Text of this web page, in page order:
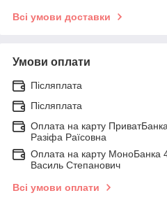
Всі умови доставки
Умови оплати
Післяплата
Післяплата
Оплата на карту
Разіфа Раїсовна
Оплата на карту МоноБанка
Василь Степанович
Всі умови оплати